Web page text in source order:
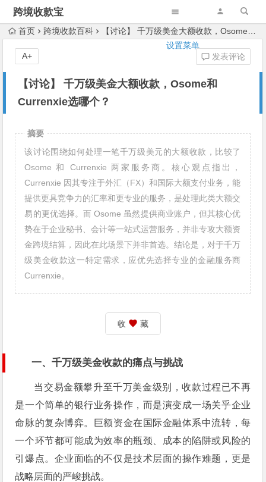
跨境收款宝
设置菜单
首页 跨境收款百科 【讨论】 千万级美金大额收款，Osome和Currenxie选哪个？
【讨论】 千万级美金大额收款，Osome和
Currenxie选哪个？
发表评论
A+
摘要
该讨论围绕如何处理一笔千万级美元的大额收款，比较了
Osome 和 Currenxie 两家服务商。核心观点指出，
Currenxie 因其专注于外汇（FX）和国际大额支付业务，能
提供更具竞争力的汇率和更专业的服务，是处理此类大额交
易的更优选择。而 Osome 虽然提供商业账户，但其核心优
势在于企业秘书、会计等一站式运营服务，并非专攻大额资
金跨境结算，因此在此场景下并非首选。结论是，对于千万
级美金收款这一特定需求，应优先选择专业的金融服务商
Currenxie。
收 藏
一、千万级美金收款的痛点与挑战
当交易金额攀升至千万美金级别，收款过程已不再
是一个简单的银行业务操作，而是演变成一场关乎企业
命脉的复杂博弈。巨额资金在国际金融体系中流转，每
一个环节都可能成为效率的瓶颈、成本的陷阱或风险的
引爆点。企业面临的不仅是技术层面的操作难题，更是
战略层面的严峻挑战。